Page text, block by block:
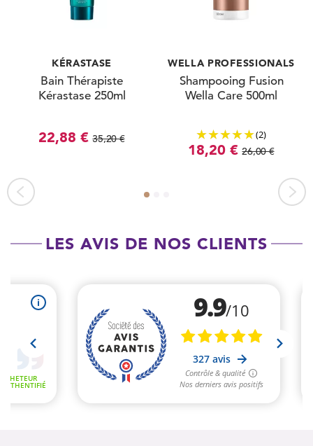
KÉRASTASE
Bain Thérapiste
Kérastase 250ml
22,88 € 35,20 €
WELLA PROFESSIONALS
Shampooing Fusion
Wella Care 500ml
(2)
18,20 € 26,00 €
LES AVIS DE NOS CLIENTS